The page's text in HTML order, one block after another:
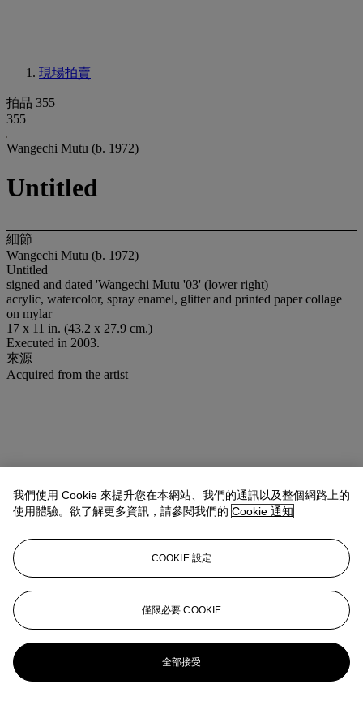
現場拍賣
拍品 355
355
Wangechi Mutu (b. 1972)
Untitled
細節
Wangechi Mutu (b. 1972)
Untitled
signed and dated 'Wangechi Mutu '03' (lower right)
acrylic, watercolor, spray enamel, glitter and printed paper collage
on mylar
17 x 11 in. (43.2 x 27.9 cm.)
Executed in 2003.
來源
Acquired from the artist
我們使用 Cookie 來提升您在本網站、我們的通訊以及整個網路上的
使用體驗。欲了解更多資訊，請參閱我們的 Cookie 通知
COOKIE 設定
僅限必要 COOKIE
全部接受